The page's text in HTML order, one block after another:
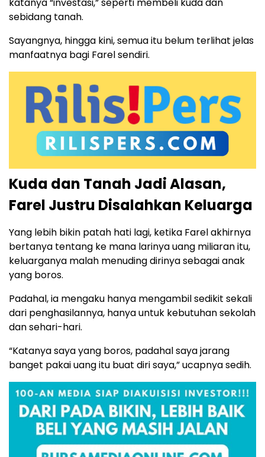
sebidang tanah.
Sayangnya, hingga kini, semua itu belum terlihat jelas
manfaatnya bagi Farel sendiri.
Kuda dan Tanah Jadi Alasan,
Farel Justru Disalahkan Keluarga
Yang lebih bikin patah hati lagi, ketika Farel akhirnya
bertanya tentang ke mana larinya uang miliaran itu,
keluarganya malah menuding dirinya sebagai anak
yang boros.
Padahal, ia mengaku hanya mengambil sedikit sekali
dari penghasilannya, hanya untuk kebutuhan sekolah
dan sehari-hari.
“Katanya saya yang boros, padahal saya jarang
banget pakai uang itu buat diri saya,” ucapnya sedih.